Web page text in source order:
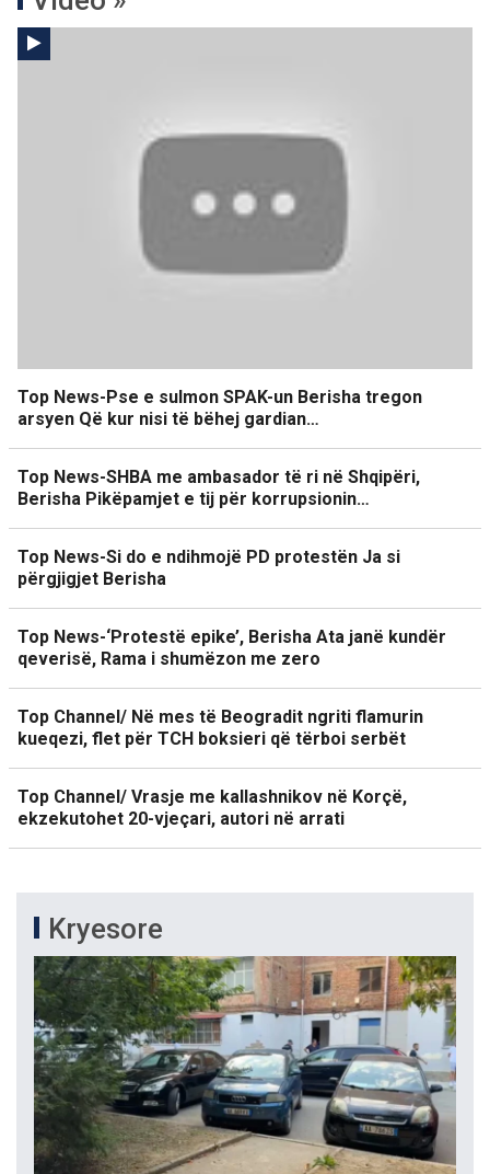
Top News-Pse e sulmon SPAK-un Berisha tregon
arsyen Që kur nisi të bëhej gardian…
Top News-SHBA me ambasador të ri në Shqipëri,
Berisha Pikëpamjet e tij për korrupsionin…
Top News-Si do e ndihmojë PD protestën Ja si
përgjigjet Berisha
Top News-‘Protestë epike’, Berisha Ata janë kundër
qeverisë, Rama i shumëzon me zero
Top Channel/ Në mes të Beogradit ngriti flamurin
kueqezi, flet për TCH boksieri që tërboi serbët
Top Channel/ Vrasje me kallashnikov në Korçë,
ekzekutohet 20-vjeçari, autori në arrati
Kryesore